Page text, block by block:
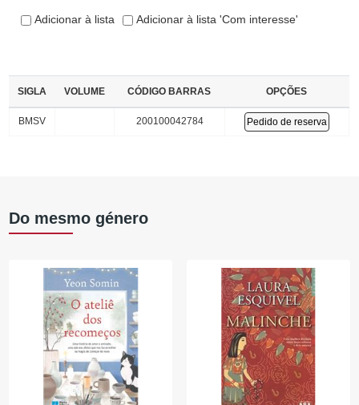
Adicionar à lista Adicionar à lista 'Com interesse'
SIGLA VOLUME CÓDIGO BARRAS OPÇÕES
BMSV 200100042784 Pedido de reserva
Do mesmo género